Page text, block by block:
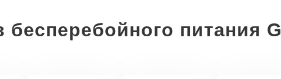
питания